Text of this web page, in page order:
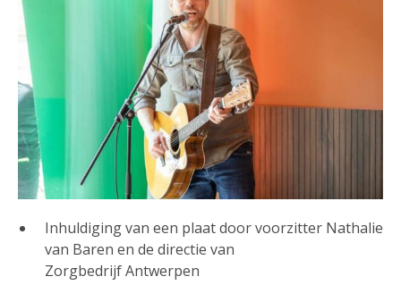
Inhuldiging van een plaat door voorzitter Nathalie
van Baren en de directie van
Zorgbedrijf Antwerpen